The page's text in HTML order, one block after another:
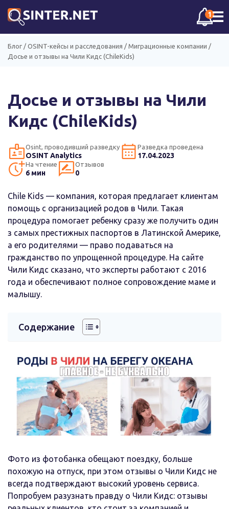
1☰
Блог / OSINT-кейсы и расследования / Миграционные компании /
Досье и отзывы на Чили Кидс (ChileKids)
Досье и отзывы на Чили
Кидс (ChileKids)
Osint, проводивший разведку
OSINT Analytics
Разведка проведена
17.04.2023
На чтение
6 мин
Отзывов
0
Chile Kids — компания, которая предлагает клиентам
помощь с организацией родов в Чили. Такая
процедура помогает ребенку сразу же получить один
з самых престижных паспортов в Латинской Америке,
а его родителями — право подаваться на
гражданство по упрощенной процедуре. На сайте
Чили Кидс сказано, что эксперты работают с 2016
года и обеспечивают полное сопровождение маме и
малышу.
Содержание
Фото из фотобанка обещают поездку, больше
похожую на отпуск, при этом отзывы о Чили Кидс не
всегда подтверждают высокий уровень сервиса.
Попробуем разузнать правду о Чили Кидс: отзывы